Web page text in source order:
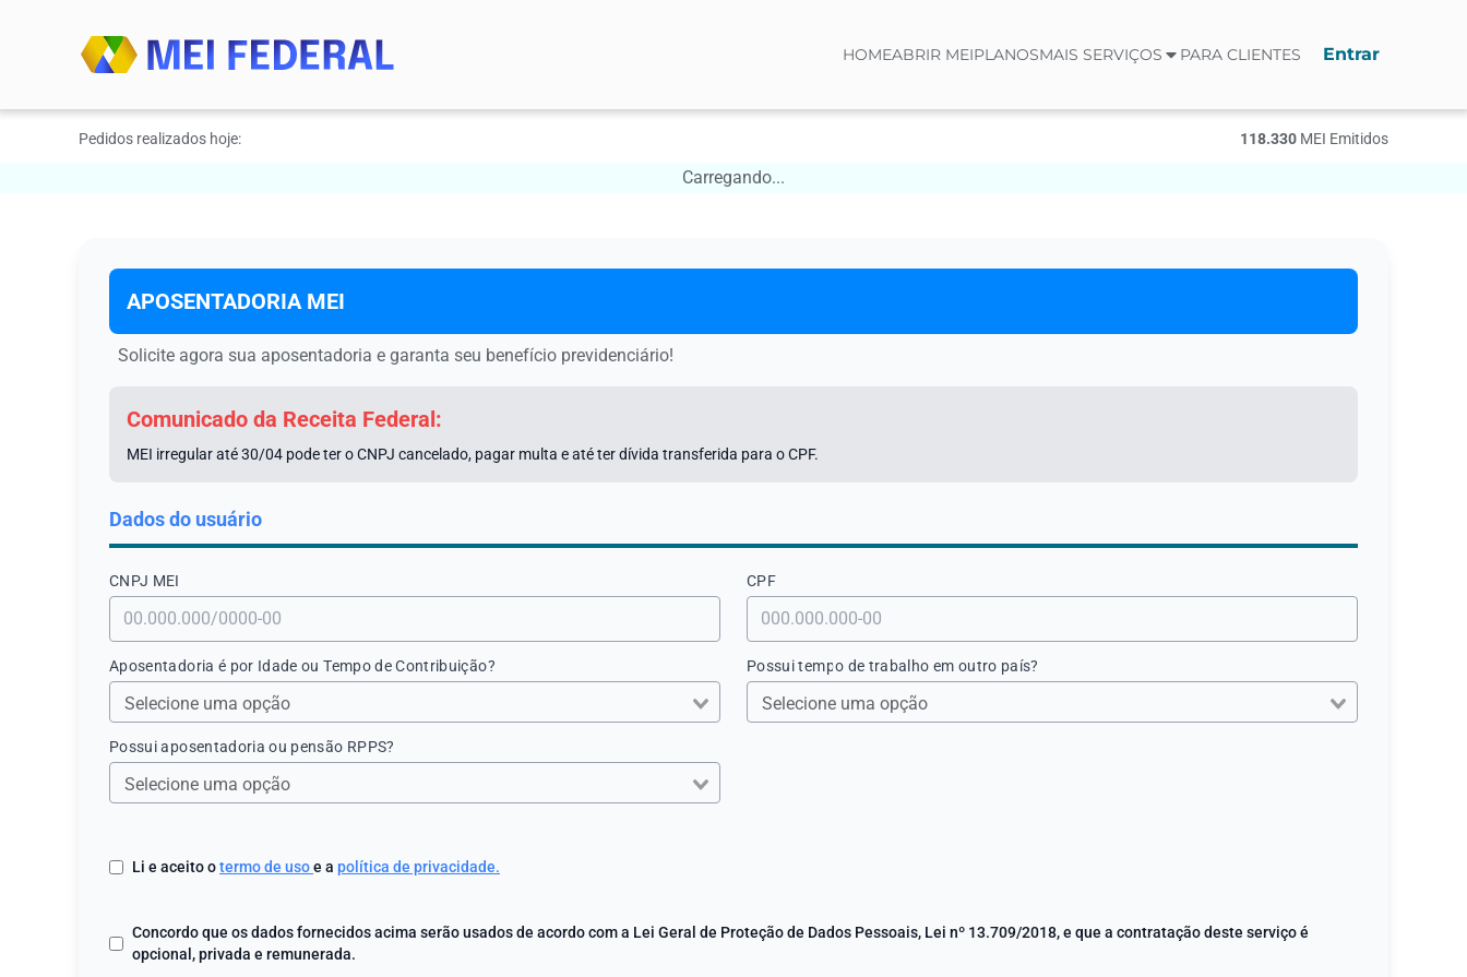
HOMEABRIR MEIPLANOSMAIS SERVIÇOS PARA CLIENTES Entrar
Pedidos realizados hoje: 118.330 МЕI Emitidos
Carregando...
APOSENTADORIA МЕI
Solicite agora sua aposentadoria e garanta seu benefício previdenciário!
Comunicado da Receita Federal:
MEI irregular até 30/04 pode ter o CNPJ cancelado, pagar multa e até ter dívida transferida para o CPF.
Dados do usuário
CNPJ МЕI CPF
Aposentadoria é por Idade ou Tempo de Contribuição? Possui tempo de trabalho em outro país?
Possui aposentadoria ou pensão RPPS?
Li e aceito otermo de usoe a política de privacidade.
Concordo que os dados fornecidos acima serão usados de acordo com a Lei Geral de Proteção de Dados Pessoais, Lei nº 13.709/2018, e que a contratação deste serviço é
opcional, privada e remunerada.